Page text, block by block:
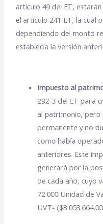
artículo 49 del ET,
el artículo 241 ET, la cual
dependiendo del monto
establecía la versión
Impuesto al
292-3 del ET para
al patrimonio, pero
permanente y no
como había
anteriores. Este
generará por la
de cada año, cuyo
72.000 Unidad de
UVT-